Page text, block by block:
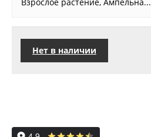
Нет в наличии